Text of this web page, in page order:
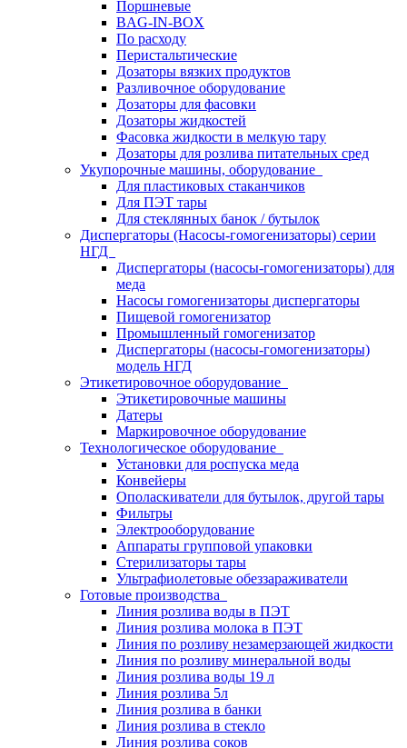
Поршневые
BAG-IN-BOX
По расходу
Перистальтические
Дозаторы вязких продуктов
Разливочное оборудование
Дозаторы для фасовки
Дозаторы жидкостей
Фасовка жидкости в мелкую тару
Дозаторы для розлива питательных сред
Укупорочные машины, оборудование
Для пластиковых стаканчиков
Для ПЭТ тары
Для стеклянных банок / бутылок
Диспергаторы (Насосы-гомогенизаторы) серии
НГД
Диспергаторы (насосы-гомогенизаторы) для
меда
Насосы гомогенизаторы диспергаторы
Пищевой гомогенизатор
Промышленный гомогенизатор
Диспергаторы (насосы-гомогенизаторы)
модель НГД
Этикетировочное оборудование
Этикетировочные машины
Датеры
Маркировочное оборудование
Технологическое оборудование
Установки для роспуска меда
Конвейеры
Ополаскиватели для бутылок, другой тары
Фильтры
Электрооборудование
Аппараты групповой упаковки
Стерилизаторы тары
Ультрафиолетовые обеззараживатели
Готовые производства
Линия розлива воды в ПЭТ
Линия розлива молока в ПЭТ
Линия по розливу незамерзающей жидкости
Линия по розливу минеральной воды
Линия розлива воды 19 л
Линия розлива 5л
Линия розлива в банки
Линия розлива в стекло
Линия розлива соков